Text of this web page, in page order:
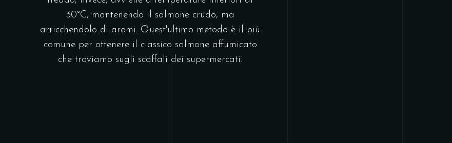
30°C, mantenendo il salmone crudo, ma
arricchendolo di aromi. Quest'ultimo metodo è il più
comune per ottenere il classico salmone affumicato
che troviamo sugli scaffali dei supermercati.